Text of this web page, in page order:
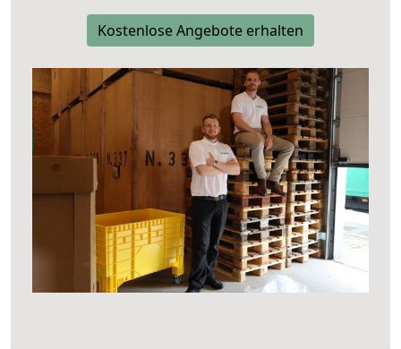
Kostenlose Angebote erhalten